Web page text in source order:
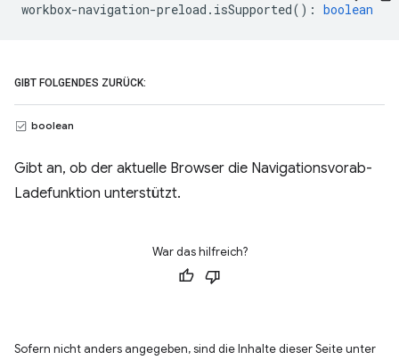
workbox-navigation-preload . isSupported() : boolean
GIBT FOLGENDES ZURÜCK:
boolean
Gibt an, ob der aktuelle Browser die Navigationsvorab-
Ladefunktion unterstützt.
War das hilfreich?
Sofern nicht anders angegeben, sind die Inhalte dieser Seite unter